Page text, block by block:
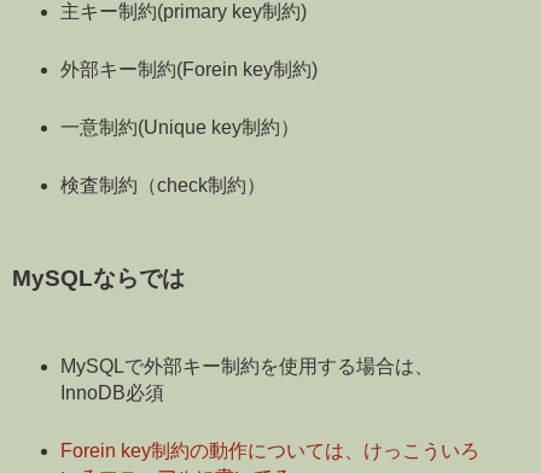
主キー制約(primary key制約)
外部キー制約(Forein key制約)
一意制約(Unique key制約）
検査制約（check制約）
MySQLならでは
MySQLで外部キー制約を使用する場合は、
InnoDB必須
Forein key制約の動作については、けっこういろ